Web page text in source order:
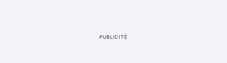
PUBLICITÉ